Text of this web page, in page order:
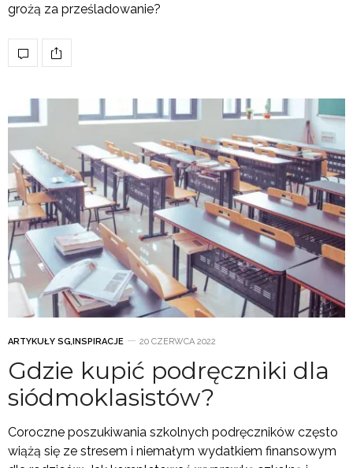
grożą za prześladowanie?
ARTYKUŁY SG INSPIRACJE 20 CZERWCA 2022
Gdzie kupić podręczniki dla
siódmoklasistów?
Coroczne poszukiwania szkolnych podręczników często
wiążą się ze stresem i niemałym wydatkiem finansowym